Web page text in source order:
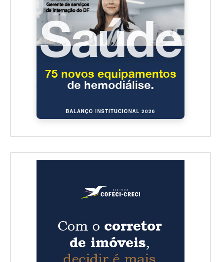
BALANÇO INSTITUCIONAL 2026